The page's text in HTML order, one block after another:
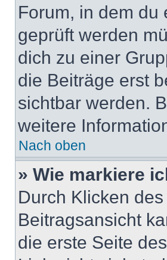
Forum, in dem du
geprüft werden
dich zu einer
die Beiträge erst
sichtbar werden.
weitere
Nach oben
» Wie markiere
Durch Klicken
Beitragsansicht
die erste Seite